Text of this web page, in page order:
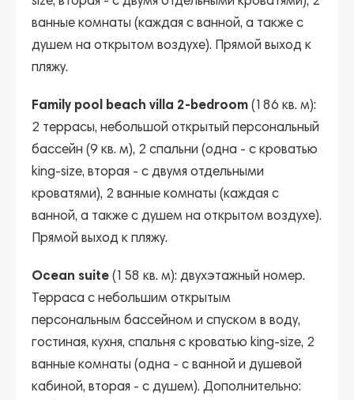
ванные комнаты (каждая с ванной, а также с
душем на открытом воздухе). Прямой выход к
пляжу.
Family pool beach villa 2-bedroom (186 кв. м):
2 террасы, небольшой открытый персональный
бассейн (9 кв. м), 2 спальни (одна - с кроватью
king-size, вторая - с двумя отдельными
кроватями), 2 ванные комнаты (каждая с
ванной, а также с душем на открытом воздухе).
Прямой выход к пляжу.
Ocean suite (158 кв. м): двухэтажный номер.
Терраса с небольшим открытым
персональным бассейном и спуском в воду,
гостиная, кухня, спальня с кроватью king-size, 2
ванные комнаты (одна - с ванной и душевой
кабиной, вторая - с душем). Дополнительно: